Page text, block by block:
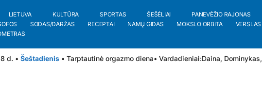
LIETUVA KULTŪRA SPORTAS ŠEŠĖLIAI PANEVĖŽIO RAJONAS
SODAS/DARŽAS RECEPTAI NAMŲ GIDAS MOKSLO ORBITA VERSLAS
d. • Šeštadienis • Tarptautinė orgazmo diena• Vardadieniai:Daina, Dominykas,